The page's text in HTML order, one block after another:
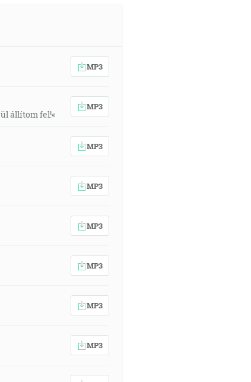
MP3
állítom fel!«
MP3
MP3
MP3
MP3
MP3
MP3
MP3